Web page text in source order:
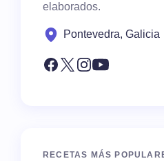
elaborados.
Pontevedra, Galicia
RECETAS MÁS